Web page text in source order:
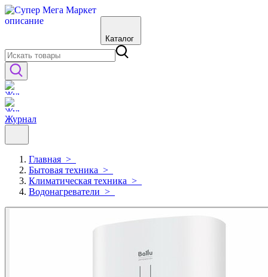
Каталог
Журнал
Главная >
Бытовая техника >
Климатическая техника >
Водонагреватели >